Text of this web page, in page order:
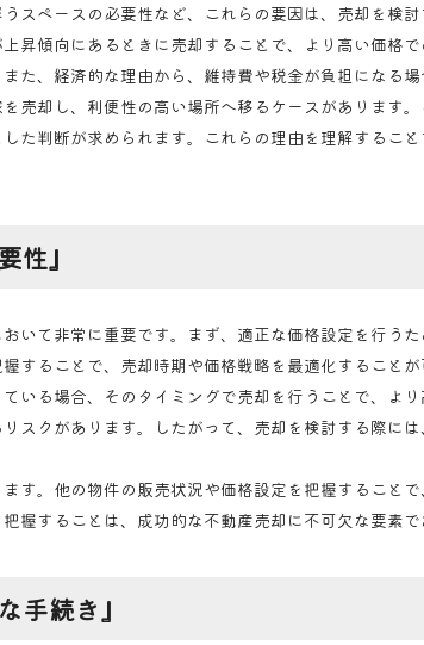
スペースの必要性など、これらの要因は、売却を検討
昇傾向にあるときに売却することで、より高い価格
た、経済的な理由から、維持費や税金が負担になる場
売却し、利便性の高い場所へ移るケースがあります
た判断が求められます。これらの理由を理解するこ
性』
いて非常に重要です。まず、適正な価格設定を行う
することで、売却時期や価格戦略を最適化することが
いる場合、そのタイミングで売却を行うことで、よ
スクがあります。したがって、売却を検討する際に
す。他の物件の販売状況や価格設定を把握すること
握することは、成功的な不動産売却に不可欠な要素で
手続き』